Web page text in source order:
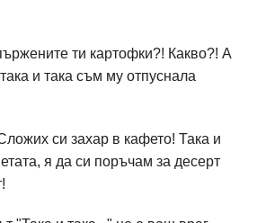
ти картофки?! Какво?! А
и така съм му отпуснала
си захар в кафето! Така и
я да си поръчам за десерт